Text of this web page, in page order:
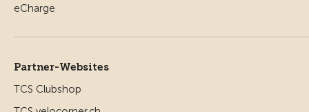
Partner-Websites
TCS Clubshop